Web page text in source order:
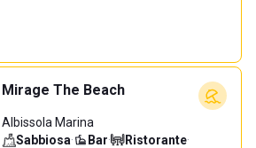
Mirage The Beach
Albissola Marina
Sabbiosa· Bar· Ristorante·